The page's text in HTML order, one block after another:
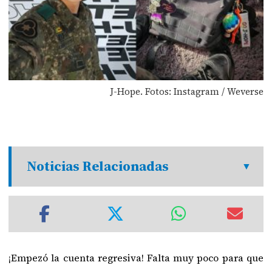
J-Hope. Fotos: Instagram / Weverse
Noticias Relacionadas
¡Empezó la cuenta regresiva! Falta muy poco para que